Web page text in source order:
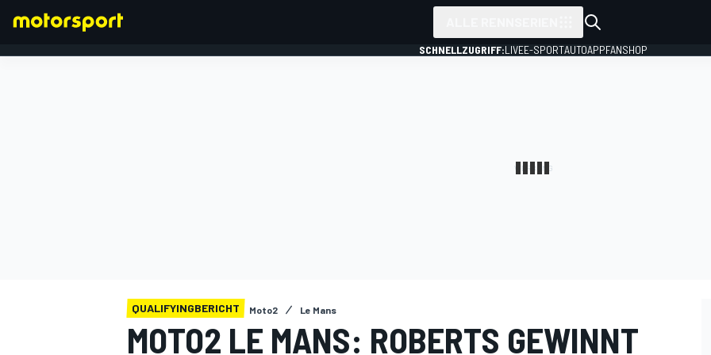
SCHNELLZUGRIFF:LIVEE-SPORTAUTOAPPFANSHOP
QUALIFYINGBERICHT Moto2 Le Mans
MOTO2 LE MANS: ROBERTS GEWINNT